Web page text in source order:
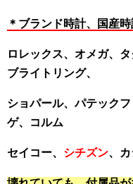
＊ブランド時計、国産
ロレックス、オメガ、
ブライトリング、
ショパール、パテック
ゲ、コルム
セイコー、 シチズン、